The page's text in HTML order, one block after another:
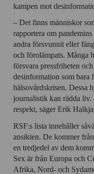
kampen mot
– Det finns människor
rapportera om
andra försvunnit eller
och förolämpats. Många
försvara pressfriheten
desinformation som bara
hälsovårdskrisen. Dessa
journalistik kan rädda liv.
respekt, säger Erik
RSF:s lista innehåller
ansikten. De kommer
en tredjedel av dem
Sex är från Europa och
Afrika, Nord- och